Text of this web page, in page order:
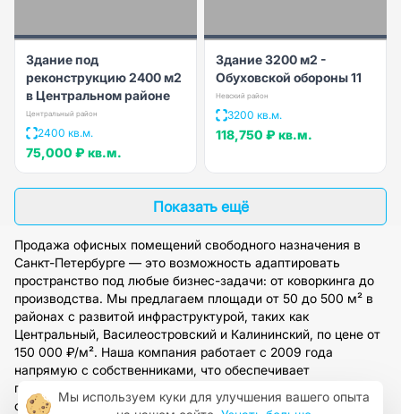
Здание под
реконструкцию 2400 м2
в Центральном районе
Центральный район
2400 кв.м.
75,000 ₽ кв.м.
Здание 3200 м2 -
Обуховской обороны 11
Невский район
3200 кв.м.
118,750 ₽ кв.м.
Показать ещё
Продажа офисных помещений свободного назначения в
Санкт-Петербурге — это возможность адаптировать
пространство под любые бизнес-задачи: от коворкинга до
производства. Мы предлагаем площади от 50 до 500 м² в
районах с развитой инфраструктурой, таких как
Центральный, Василеостровский и Калининский, по цене от
150 000 ₽/м². Наша компания работает с 2009 года
напрямую с собственниками, что обеспечивает
прозрачность сделок и полное юридическое
сопровождение. Оставьте заявку на сайте, и наши
Мы используем куки для улучшения вашего опыта